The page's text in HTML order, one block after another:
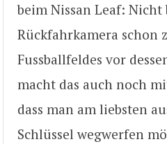
beim Nissan Leaf: Nicht
Rückfahrkamera schon
Fussballfeldes vor
macht das auch noch
dass man am liebsten
Schlüssel wegwerfen